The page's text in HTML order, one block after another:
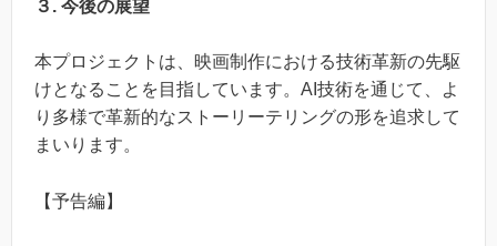
３. 今後の展望
本プロジェクトは、映画制作における技術革新の先駆
けとなることを目指しています。AI技術を通じて、よ
り多様で革新的なストーリーテリングの形を追求して
まいります。
【予告編】